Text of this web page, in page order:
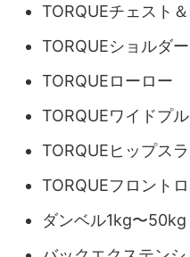
TORQUEチェスト
TORQUEショルダ
TORQUEローロー
TORQUEワイドプ
TORQUEヒップス
TORQUEフロント
ダンベル1kg〜50kg